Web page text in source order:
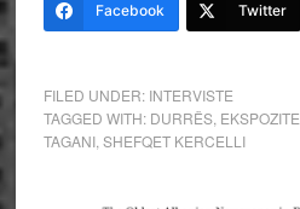
Facebook Twitter
FILED UNDER: INTERVISTE
TAGGED WITH: DURRËS, EKSPOZITE
TAGANI, SHEFQET KERCELLI